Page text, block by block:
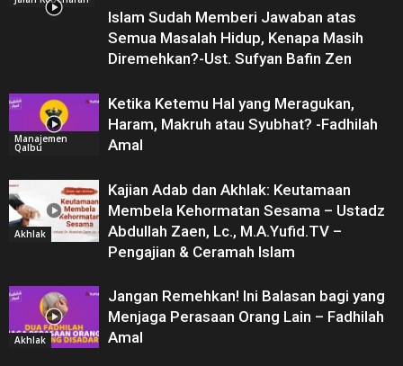
Islam Sudah Memberi Jawaban atas
Semua Masalah Hidup, Kenapa Masih
Diremehkan?-Ust. Sufyan Bafin Zen
Manajemen
Qalbu
Ketika Ketemu Hal yang Meragukan,
Haram, Makruh atau Syubhat? -Fadhilah
Amal
Akhlak
Kajian Adab dan Akhlak: Keutamaan
Membela Kehormatan Sesama – Ustadz
Abdullah Zaen, Lc., M.A.Yufid.TV –
Pengajian & Ceramah Islam
Akhlak
Jangan Remehkan! Ini Balasan bagi yang
Menjaga Perasaan Orang Lain – Fadhilah
Amal